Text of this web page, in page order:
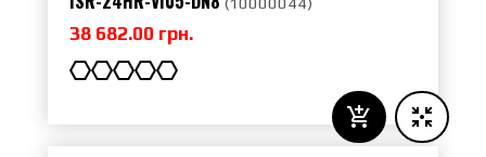
38 682.00 грн.